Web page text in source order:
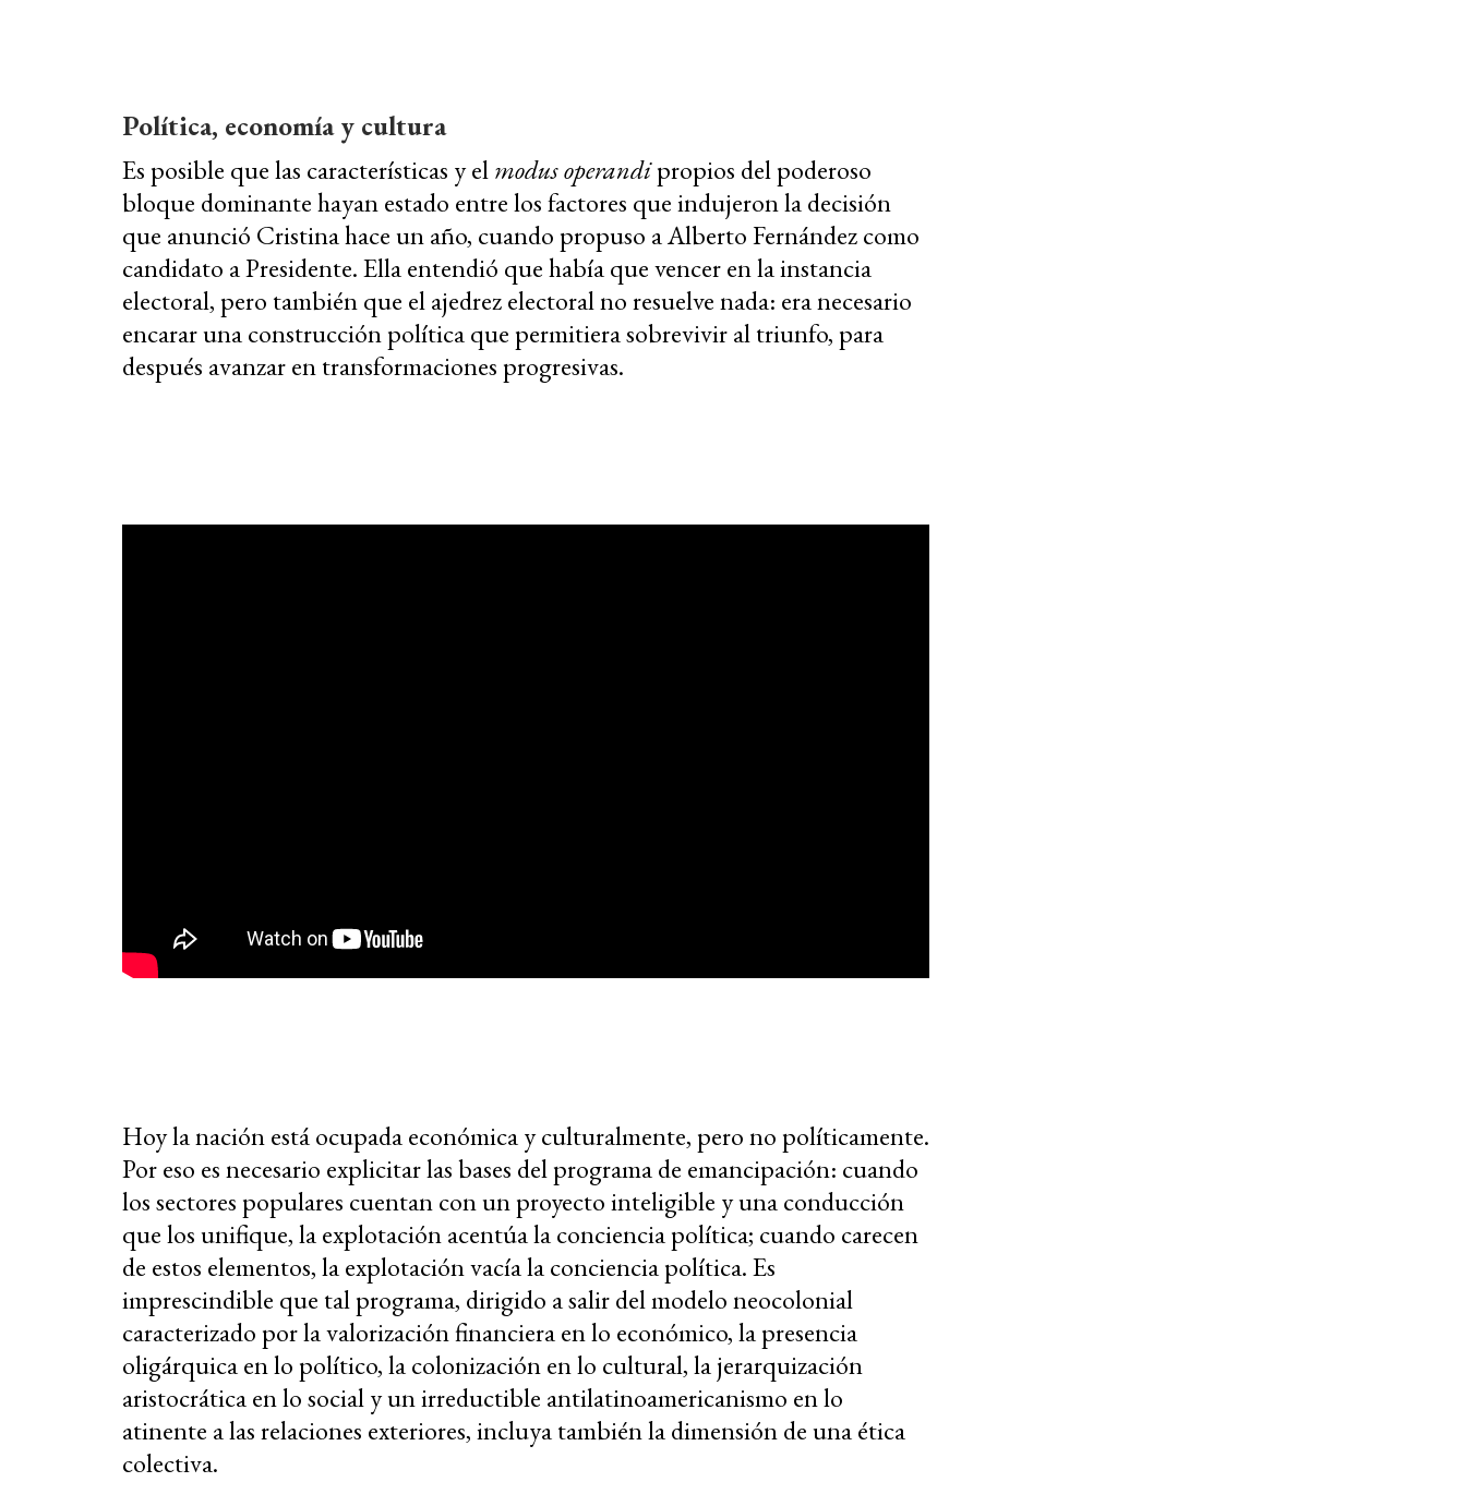
Política, economía y cultura
Es posible que las características y elmodus operandipropios del poderoso
bloque dominante hayan estado entre los factores que indujeron la decisión
que anunció Cristina hace un año, cuando propuso a Alberto Fernández como
candidato a Presidente. Ella entendió que había que vencer en la instancia
electoral, pero también que el ajedrez electoral no resuelve nada: era necesario
encarar una construcción política que permitiera sobrevivir al triunfo, para
después avanzar en transformaciones progresivas.
Hoy la nación está ocupada económica y culturalmente, pero no políticamente.
Por eso es necesario explicitar las bases del programa de emancipación: cuando
los sectores populares cuentan con un proyecto inteligible y una conducción
que los unifique, la explotación acentúa la conciencia política; cuando carecen
de estos elementos, la explotación vacía la conciencia política. Es
imprescindible que tal programa, dirigido a salir del modelo neocolonial
caracterizado por la valorización financiera en lo económico, la presencia
oligárquica en lo político, la colonización en lo cultural, la jerarquización
aristocrática en lo social y un irreductible antilatinoamericanismo en lo
atinente a las relaciones exteriores, incluya también la dimensión de una ética
colectiva.